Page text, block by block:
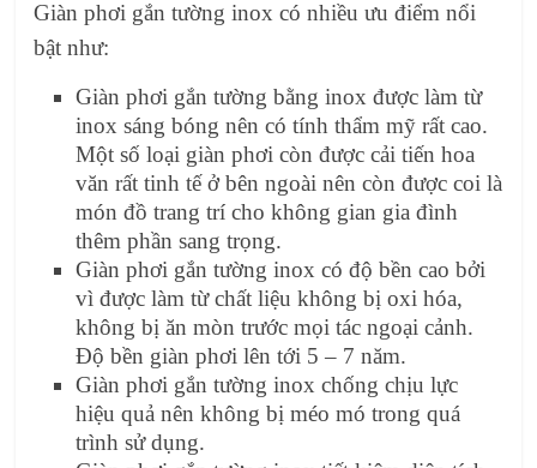
Giàn phơi gắn tường inox có nhiều ưu điểm nổi
bật như:
Giàn phơi gắn tường bằng inox được làm từ
inox sáng bóng nên có tính thẩm mỹ rất cao.
Một số loại giàn phơi còn được cải tiến hoa
văn rất tinh tế ở bên ngoài nên còn được coi là
món đồ trang trí cho không gian gia đình
thêm phần sang trọng.
Giàn phơi gắn tường inox có độ bền cao bởi
vì được làm từ chất liệu không bị oxi hóa,
không bị ăn mòn trước mọi tác ngoại cảnh.
Độ bền giàn phơi lên tới 5 – 7 năm.
Giàn phơi gắn tường inox chống chịu lực
hiệu quả nên không bị méo mó trong quá
trình sử dụng.